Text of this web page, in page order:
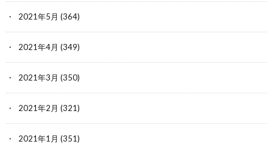
2021年5月 (364)
2021年4月 (349)
2021年3月 (350)
2021年2月 (321)
2021年1月 (351)